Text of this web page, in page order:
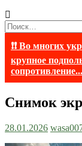
Найти:
❗❗ Во многих
крупное
сопротивление...
Снимок
28.01.2026